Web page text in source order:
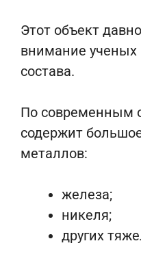
Этот объект
внимание ученых
состава.
По современным
содержит
металлов:
железа;
никеля;
других